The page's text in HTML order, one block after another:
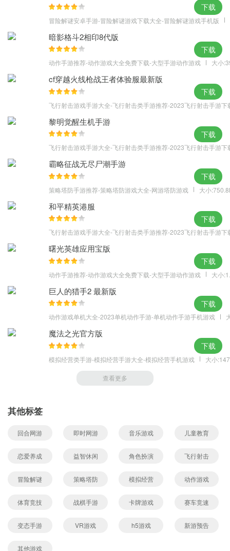
冒险解谜安卓手游-冒险解谜游戏下载大全-冒险解谜游戏手机版
下载
暗影格斗2相印8代版
动作手游推荐-动作游戏大全免费下载-大型手游动作游戏 大小
下载
cf穿越火线枪战王者体验服最新版
飞行射击游戏手游大全-飞行射击类手游推荐-2023飞行射击手游下
下载
黎明觉醒生机手游
飞行射击游戏手游大全-飞行射击类手游推荐-2023飞行射击手游下
下载
霸略征战无尽尸潮手游
策略塔防手游推荐-策略塔防游戏大全-网游塔防游戏 大小
下载
和平精英港服
飞行射击游戏手游大全-飞行射击类手游推荐-2023飞行射击手游下
下载
曙光英雄应用宝版
动作手游推荐-动作游戏大全免费下载-大型手游动作游戏 大小
下载
巨人的猎手2 最新版
动作游戏单机大全-2023单机动作手游-单机动作手游手机游戏
下载
魔法之光官方版
模拟经营类手游-模拟经营手游大全-模拟经营手机游戏 大小
下载
查看更多
其他标签
回合网游 即时网游 音乐游戏 儿童教育
恋爱养成 益智休闲 角色扮演 飞行射击
冒险解谜 策略塔防 模拟经营 动作游戏
体育竞技 战棋手游 卡牌游戏 赛车竞速
变态手游 VR游戏 h5游戏 新游预告
其他游戏